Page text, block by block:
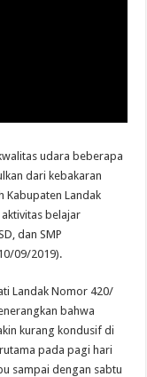
udara beberapa
dari kebakaran
Kabupaten Landak
belajar
dan SMP
09/2019).
Landak Nomor 420/
bahwa
kurang kondusif di
pada pagi hari
sampai dengan sabtu